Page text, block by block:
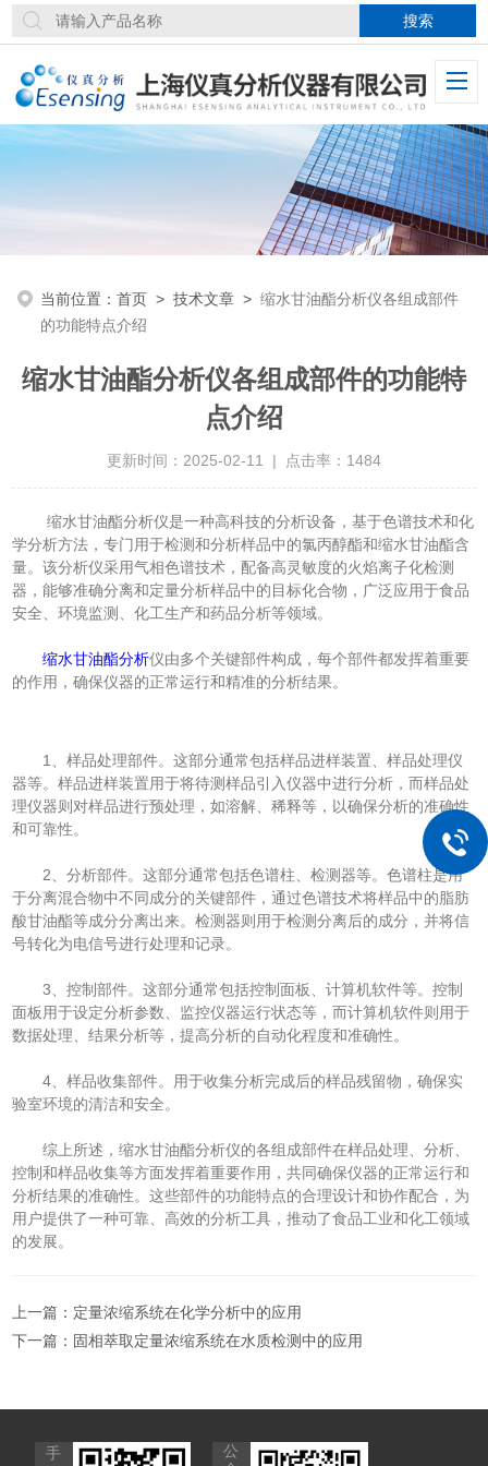
当前位置：首页 >技术文章 >缩水甘油酯分析仪各组成部件
的功能特点介绍
缩水甘油酯分析仪各组成部件的功能特
点介绍
更新时间：2025-02-11 | 点击率：1484
缩水甘油酯分析仪是一种高科技的分析设备，基于色谱技术和化
学分析方法，专门用于检测和分析样品中的氯丙醇酯和缩水甘油酯含
量。该分析仪采用气相色谱技术，配备高灵敏度的火焰离子化检测
器，能够准确分离和定量分析样品中的目标化合物，广泛应用于食品
安全、环境监测、化工生产和药品分析等领域。
缩水甘油酯分析仪由多个关键部件构成，每个部件都发挥着重要
的作用，确保仪器的正常运行和精准的分析结果。
1、样品处理部件。这部分通常包括样品进样装置、样品处理仪
器等。样品进样装置用于将待测样品引入仪器中进行分析，而样品处
理仪器则对样品进行预处理，如溶解、稀释等，以确保分析的准确性
和可靠性。
2、分析部件。这部分通常包括色谱柱、检测器等。色谱柱是用
于分离混合物中不同成分的关键部件，通过色谱技术将样品中的脂肪
酸甘油酯等成分分离出来。检测器则用于检测分离后的成分，并将信
号转化为电信号进行处理和记录。
3、控制部件。这部分通常包括控制面板、计算机软件等。控制
面板用于设定分析参数、监控仪器运行状态等，而计算机软件则用于
数据处理、结果分析等，提高分析的自动化程度和准确性。
4、样品收集部件。用于收集分析完成后的样品残留物，确保实
验室环境的清洁和安全。
综上所述，缩水甘油酯分析仪的各组成部件在样品处理、分析、
控制和样品收集等方面发挥着重要作用，共同确保仪器的正常运行和
分析结果的准确性。这些部件的功能特点的合理设计和协作配合，为
用户提供了一种可靠、高效的分析工具，推动了食品工业和化工领域
的发展。
上一篇： 定量浓缩系统在化学分析中的应用
下一篇： 固相萃取定量浓缩系统在水质检测中的应用
手
公